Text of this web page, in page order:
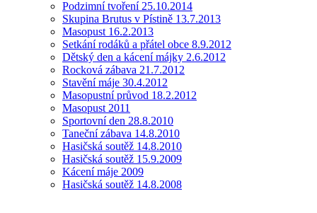
Podzimní tvoření 25.10.2014
Skupina Brutus v Pístině 13.7.2013
Masopust 16.2.2013
Setkání rodáků a přátel obce 8.9.2012
Dětský den a kácení májky 2.6.2012
Rocková zábava 21.7.2012
Stavění máje 30.4.2012
Masopustní průvod 18.2.2012
Masopust 2011
Sportovní den 28.8.2010
Taneční zábava 14.8.2010
Hasičská soutěž 14.8.2010
Hasičská soutěž 15.9.2009
Kácení máje 2009
Hasičská soutěž 14.8.2008